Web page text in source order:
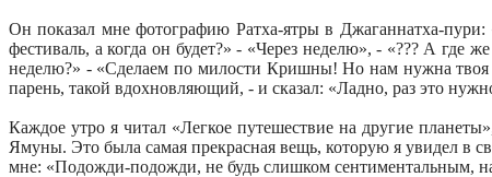
Он показал мне фотографию Ратха-ятры в Джаганнатха-
фестиваль, а когда он будет?» - «Через неделю», - «??? А где
неделю?» - «Сделаем по милости Кришны! Но нам нужна
парень, такой вдохновляющий, - и сказал: «Ладно, раз это
Каждое утро я читал «Легкое путешествие на другие
Ямуны. Это была самая прекрасная вещь, которую я увидел в
мне: «Подожди-подожди, не будь слишком сентиментальным,